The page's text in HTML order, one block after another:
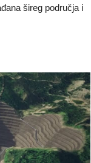
šireg područja i